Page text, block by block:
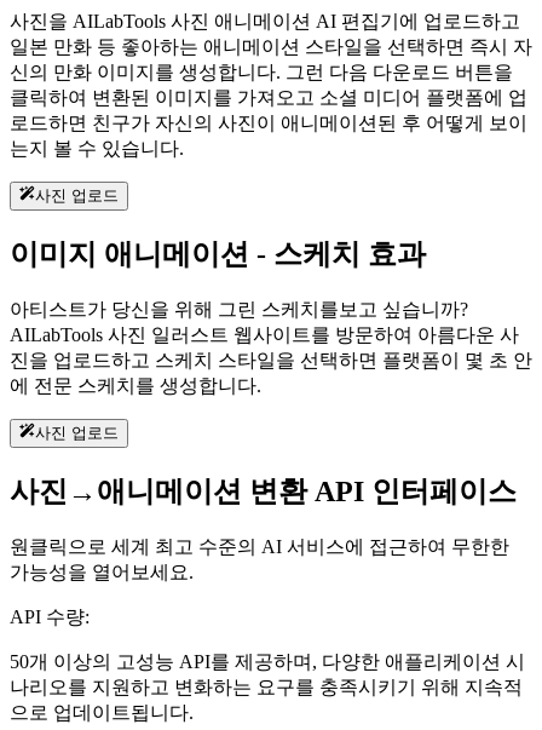
사진을 AILabTools 사진 애니메이션 AI 편집기에 업로드하고
일본 만화 등 좋아하는 애니메이션 스타일을 선택하면 즉시 자
신의 만화 이미지를 생성합니다. 그런 다음 다운로드 버튼을
클릭하여 변환된 이미지를 가져오고 소셜 미디어 플랫폼에 업
로드하면 친구가 자신의 사진이 애니메이션된 후 어떻게 보이
는지 볼 수 있습니다.
사진 업로드
이미지 애니메이션 - 스케치 효과
아티스트가 당신을 위해 그린 스케치를보고 싶습니까?
AILabTools 사진 일러스트 웹사이트를 방문하여 아름다운 사
진을 업로드하고 스케치 스타일을 선택하면 플랫폼이 몇 초 안
에 전문 스케치를 생성합니다.
사진 업로드
사진→애니메이션 변환 API 인터페이스
원클릭으로 세계 최고 수준의 AI 서비스에 접근하여 무한한
가능성을 열어보세요.
API 수량:
50개 이상의 고성능 API를 제공하며, 다양한 애플리케이션 시
나리오를 지원하고 변화하는 요구를 충족시키기 위해 지속적
으로 업데이트됩니다.